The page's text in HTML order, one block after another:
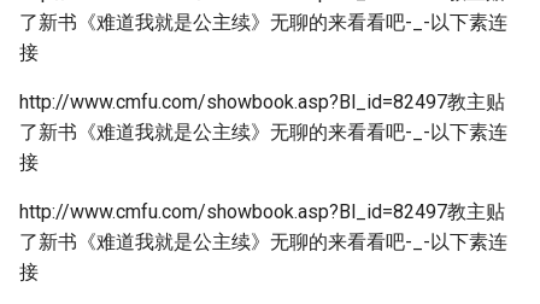
了新书《难道我就是公主续》无聊的来看看吧-_-以下素连
接
http://www.cmfu.com/showbook.asp?Bl_id=82497教主贴
了新书《难道我就是公主续》无聊的来看看吧-_-以下素连
接
http://www.cmfu.com/showbook.asp?Bl_id=82497教主贴
了新书《难道我就是公主续》无聊的来看看吧-_-以下素连
接